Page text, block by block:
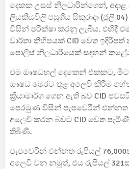
දෙකක උසස් නිලධාරින්ගෙන්,
ලියකියවිලි පසුගිය සිකුරාදා (ජුලි
විසින් පරීක්ෂා කරනු ලැබීය. එහිදී
වාර්තා කිහිපයක් CID වෙත
පොලිස් නිලධාරියෙක් සඳහන්
එම ඖෂධහල් දෙකෙන් එකකට, මීට
ඖෂධ මෙරට තුළ අලෙවි කිරීම
ක්‍රියාමාර්ග ගෙන ඇති බව CID
පෙරමුණ විසින් පැපවෙරීන් එන්නත
අලෙවි කරන බවට CID වෙත
තිබිණි.
පැපවෙරීන් එන්නත රුපියල්
අලෙවි වන නමුත්, එය රුපියල්